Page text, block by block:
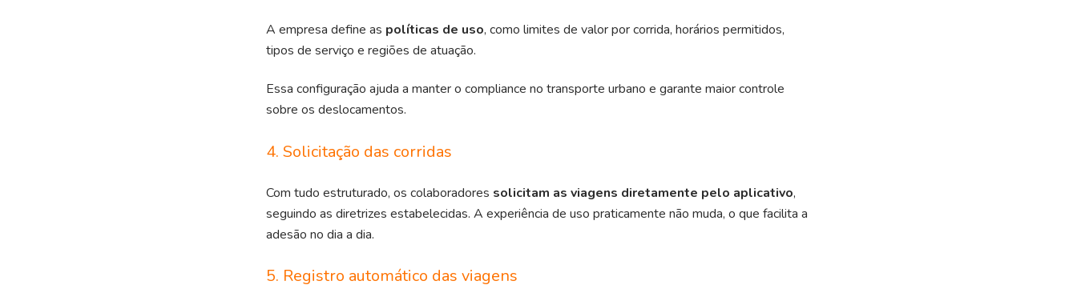
A empresa define as políticas de uso, como limites de valor por corrida, horários permitidos,
tipos de serviço e regiões de atuação.
Essa configuração ajuda a manter o compliance no transporte urbano e garante maior controle
sobre os deslocamentos.
4. Solicitação das corridas
Com tudo estruturado, os colaboradores solicitam as viagens diretamente pelo aplicativo,
seguindo as diretrizes estabelecidas. A experiência de uso praticamente não muda, o que facilita a
adesão no dia a dia.
5. Registro automático das viagens